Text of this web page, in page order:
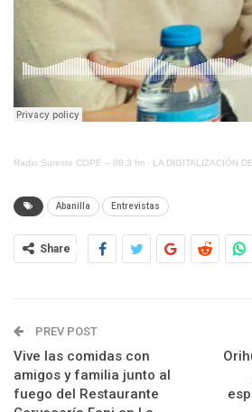
Radio Sureste COPE – 88.3 fm · LA DIGITALIZACIÓN DEL ‘CAMINO 3
Abanilla Entrevistas
Share
PREV POST
Vive las comidas con
amigos y familia junto al
fuego del Restaurante